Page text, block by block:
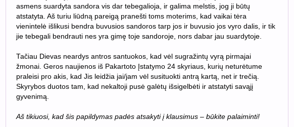
asmens suardyta sandora vis dar tebegalioja, ir galima melstis, jog ji būtų
atstatyta. Aš turiu liūdną pareigą pranešti toms moterims, kad vaikai tėra
vienintelė išlikusi bendra buvusios sandoros tarp jos ir buvusio jos vyro dalis, ir tik
jie tebegali bendrauti nes yra gimę toje sandoroje, nors dabar jau suardytoje.
Tačiau Dievas neardys antros santuokos, kad vėl sugražintų vyrą pirmajai
žmonai. Geros naujienos iš Pakartoto Įstatymo 24 skyriaus, kurių neturėtume
praleisi pro akis, kad Jis leidžia jai/jam vėl susituokti antrą kartą, net ir trečią.
Skyrybos duotos tam, kad nekaltoji pusė galėtų išsigelbėti ir atstatyti savąjį
gyvenimą.
Aš tikiuosi, kad šis papildymas padės atsakyti į klausimus – būkite palaiminti!